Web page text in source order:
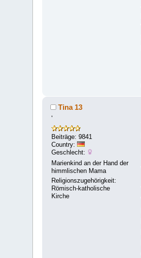
Tina 13
'
Beiträge: 9841
Country:
Geschlecht:
Marienkind an der Hand der
himmlischen Mama
Religionszugehörigkeit:
Römisch-katholische
Kirche